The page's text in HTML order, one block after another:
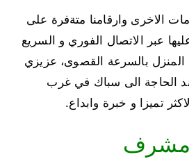
الاخرى وارقامنا متةفرة على
عبر الاتصال الفوري و السريع
المنزل بالسرعة القصوى، عزيزي
عند الحاجة الى سباك في غرب
تميزا و خبرة وابداع.
مشرف